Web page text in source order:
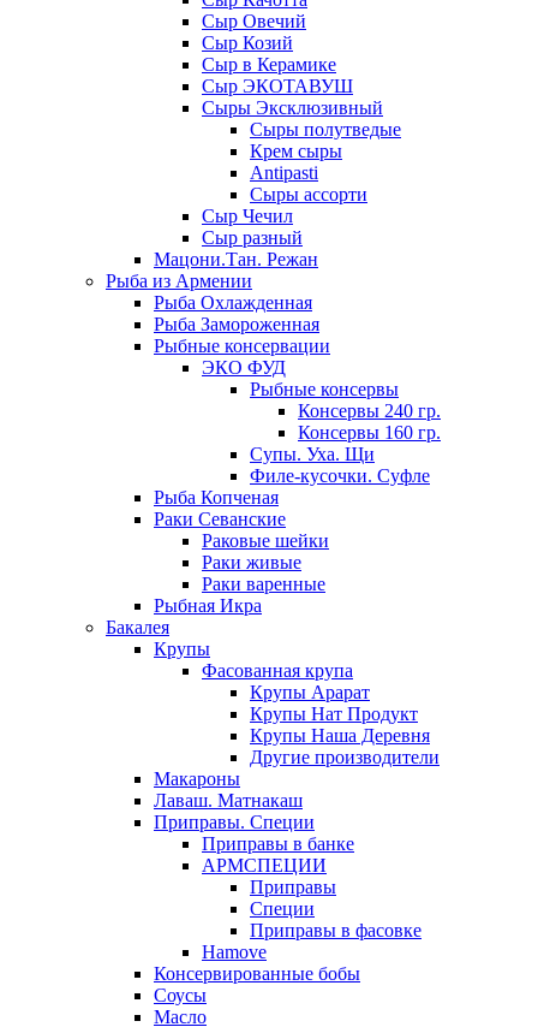
Сыр Овечий
Сыр Козий
Сыр в Керамике
Сыр ЭКОТАВУШ
Сыры Эксклюзивный
Сыры полутведые
Крем сыры
Antipasti
Сыры ассорти
Сыр Чечил
Сыр разный
Мацони.Тан. Режан
Рыба из Армении
Рыба Охлажденная
Рыба Замороженная
Рыбные консервации
ЭКО ФУД
Рыбные консервы
Консервы 240 гр.
Консервы 160 гр.
Супы. Уха. Щи
Филе-кусочки. Суфле
Рыба Копченая
Раки Севанские
Раковые шейки
Раки живые
Раки варенные
Рыбная Икра
Бакалея
Крупы
Фасованная крупа
Крупы Арарат
Крупы Нат Продукт
Крупы Наша Деревня
Другие производители
Макароны
Лаваш. Матнакаш
Приправы. Специи
Приправы в банке
АРМСПЕЦИИ
Приправы
Специи
Приправы в фасовке
Hamove
Консервированные бобы
Соусы
Масло